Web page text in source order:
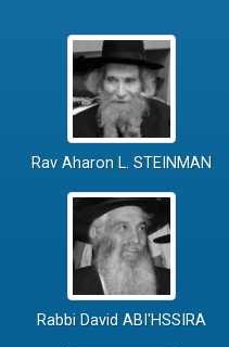
Rav Aharon L. STEINMAN
Rabbi David ABI'HSSIRA